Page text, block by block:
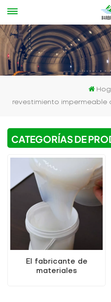
revestimiento impermeable
CATEGORÍAS DE
El fabricante de
materiales